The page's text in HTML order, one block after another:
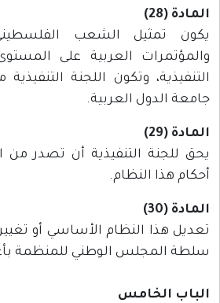
المادة (28)
يكون تمثيل الشعب
والمؤتمرات العربية على
التنفيذية، وتكون اللجنة
جامعة الدول العربية.
المادة (29)
يحق للجنة التنفيذية أن تصدر من
أحكام هذا النظام.
المادة (30)
تعديل هذا النظام الأساسي أو
سلطة المجلس الوطني للمنظمة
الباب الخامس